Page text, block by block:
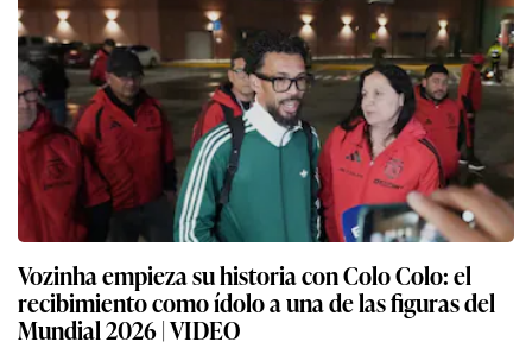
Vozinha empieza su historia con Colo Colo: el
recibimiento como ídolo a una de las figuras del
Mundial 2026 | VIDEO